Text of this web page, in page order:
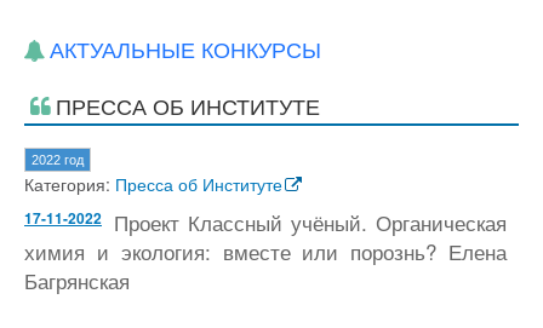
АКТУАЛЬНЫЕ КОНКУРСЫ
ПРЕССА ОБ ИНСТИТУТЕ
2022 год
Категория: Пресса об Институте
17-11-2022
Проект Классный учёный. Органическая
химия и экология: вместе или порознь? Елена
Багрянская